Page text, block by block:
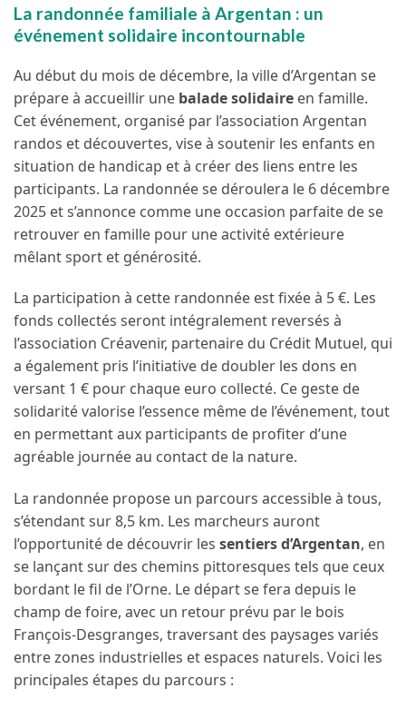
La randonnée familiale à Argentan : un
événement solidaire incontournable
Au début du mois de décembre, la ville d’Argentan se
prépare à accueillir une balade solidaire en famille.
Cet événement, organisé par l’association Argentan
randos et découvertes, vise à soutenir les enfants en
situation de handicap et à créer des liens entre les
participants. La randonnée se déroulera le 6 décembre
2025 et s’annonce comme une occasion parfaite de se
retrouver en famille pour une activité extérieure
mêlant sport et générosité.
La participation à cette randonnée est fixée à 5 €. Les
fonds collectés seront intégralement reversés à
l’association Créavenir, partenaire du Crédit Mutuel, qui
a également pris l’initiative de doubler les dons en
versant 1 € pour chaque euro collecté. Ce geste de
solidarité valorise l’essence même de l’événement, tout
en permettant aux participants de profiter d’une
agréable journée au contact de la nature.
La randonnée propose un parcours accessible à tous,
s’étendant sur 8,5 km. Les marcheurs auront
l’opportunité de découvrir les sentiers d’Argentan, en
se lançant sur des chemins pittoresques tels que ceux
bordant le fil de l’Orne. Le départ se fera depuis le
champ de foire, avec un retour prévu par le bois
François-Desgranges, traversant des paysages variés
entre zones industrielles et espaces naturels. Voici les
principales étapes du parcours :